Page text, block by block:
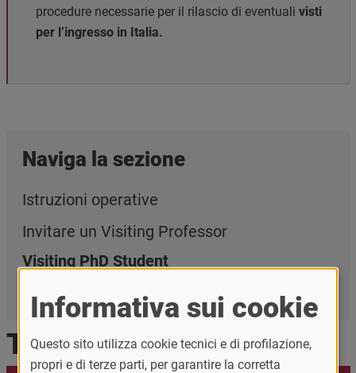
procedure necessarie per il rilascio di eventuali visti
per l’ingresso in Italia.
Naviga la sezione
Istruzioni operative
Invitare un Visiting Professor
Visiting PhD Student
Ti interessa anche
Informativa sui cookie
Questo sito utilizza cookie tecnici e di profilazione,
propri e di terze parti, per garantire la corretta